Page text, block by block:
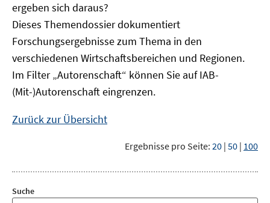
ergeben sich daraus?
Dieses Themendossier dokumentiert
Forschungsergebnisse zum Thema in den
verschiedenen Wirtschaftsbereichen und Regionen.
Im Filter „Autorenschaft“ können Sie auf IAB-
(Mit-)Autorenschaft eingrenzen.
Zurück zur Übersicht
Ergebnisse pro Seite: 20 | 50 | 100
Suche